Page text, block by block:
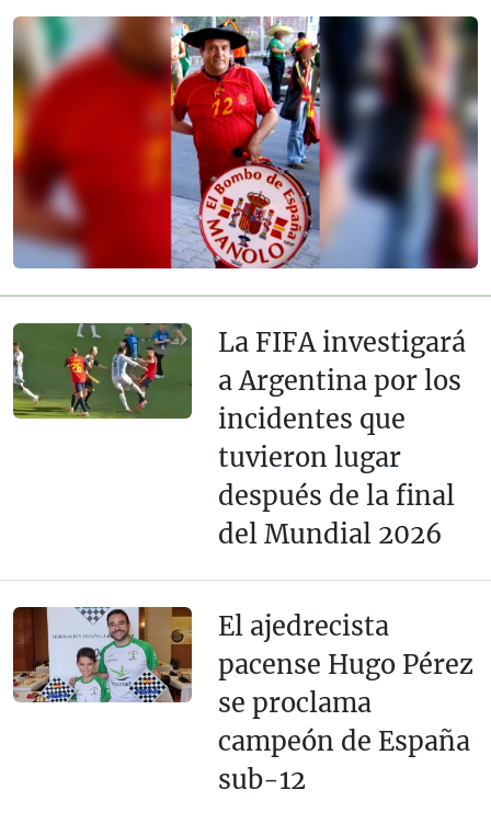
La FIFA investigará
a Argentina por los
incidentes que
tuvieron lugar
después de la final
del Mundial 2026
El ajedrecista
pacense Hugo Pérez
se proclama
campeón de España
sub-12